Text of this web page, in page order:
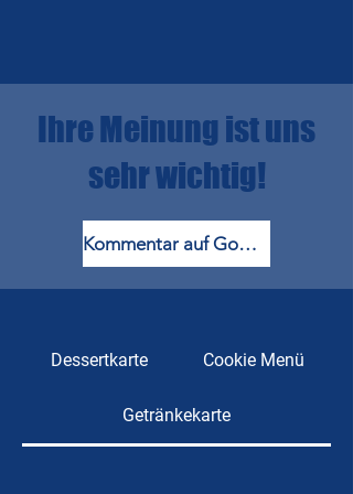
Ihre Meinung ist uns
sehr wichtig!
Kommentar auf Google
Dessertkarte Cookie Menü
Getränkekarte